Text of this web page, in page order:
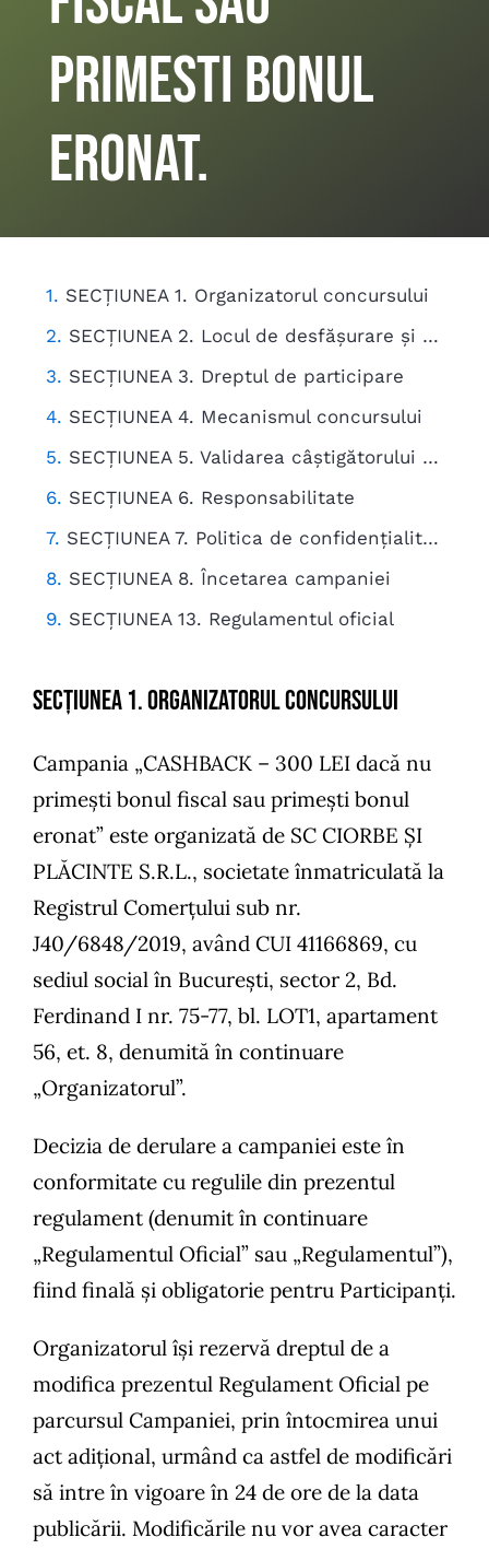
primesti bonul
eronat.
SECȚIUNEA 1. Organizatorul concursului
SECȚIUNEA 2. Locul de desfășurare și durata concursului
SECȚIUNEA 3. Dreptul de participare
SECȚIUNEA 4. Mecanismul concursului
SECȚIUNEA 5. Validarea câștigătorului și acordarea premiului
SECȚIUNEA 6. Responsabilitate
SECȚIUNEA 7. Politica de confidențialitate
SECȚIUNEA 8. Încetarea campaniei
SECȚIUNEA 13. Regulamentul oficial
SECȚIUNEA 1. Organizatorul concursului
Campania „CASHBACK – 300 LEI dacă nu
primești bonul fiscal sau primești bonul
eronat” este organizată de SC CIORBE ȘI
PLĂCINTE S.R.L., societate înmatriculată la
Registrul Comerțului sub nr.
J40/6848/2019, având CUI 41166869, cu
sediul social în București, sector 2, Bd.
Ferdinand I nr. 75-77, bl. LOT1, apartament
56, et. 8, denumită în continuare
„Organizatorul”.
Decizia de derulare a campaniei este în
conformitate cu regulile din prezentul
regulament (denumit în continuare
„Regulamentul Oficial” sau „Regulamentul”),
fiind finală și obligatorie pentru Participanți.
Organizatorul își rezervă dreptul de a
modifica prezentul Regulament Oficial pe
parcursul Campaniei, prin întocmirea unui
act adițional, urmând ca astfel de modificări
să intre în vigoare în 24 de ore de la data
publicării. Modificările nu vor avea caracter